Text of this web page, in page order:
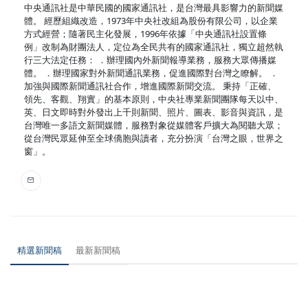
中央通訊社是中華民國的國家通訊社，是台灣最具影響力的新聞媒
體。 經歷組織改造，1973年中央社改組為股份有限公司，以企業
方式經營；隨著民主化發展，1996年依據「中央通訊社設置條
例」改制為財團法人，定位為全民共有的國家通訊社，獨立超然執
行三大法定任務： ．辦理國內外新聞報導業務，服務大眾傳播媒
體。 ．辦理國家對外新聞通訊業務，促進國際對台灣之瞭解。 ．
加強與國際新聞通訊社合作，增進國際新聞交流。 秉持「正確、
領先、客觀、翔實」的基本原則，中央社專業新聞團隊每天以中、
英、日文即時對外發出上千則新聞、照片、圖表、影音與資訊，是
台灣唯一多語文新聞媒體，服務對象從媒體客戶擴大為閱聽大眾；
從台灣民眾延伸至全球僑胞與讀者，充分扮演「台灣之眼，世界之
窗」。
精選新聞稿 最新新聞稿